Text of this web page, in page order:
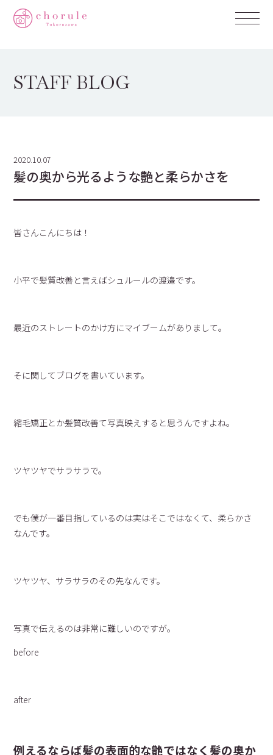
STAFF BLOG
2020.10.07
髪の奥から光るような艶と柔らかさを
皆さんこんにちは！
小平で髪質改善と言えばシュルールの渡邉です。
最近のストレートのかけ方にマイブームがありまして。
そに関してブログを書いています。
縮毛矯正とか髪質改善て写真映えすると思うんですよね。
ツヤツヤでサラサラで。
でも僕が一番目指しているのは実はそこではなくて、柔らかさ
なんです。
ツヤツヤ、サラサラのその先なんです。
写真で伝えるのは非常に難しいのですが。
before
after
例えるならば髪の表面的な艶ではなく髪の奥か